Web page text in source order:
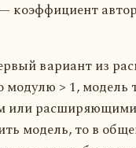
коэффициент
вариант из
> 1, модель
или
модель, то в